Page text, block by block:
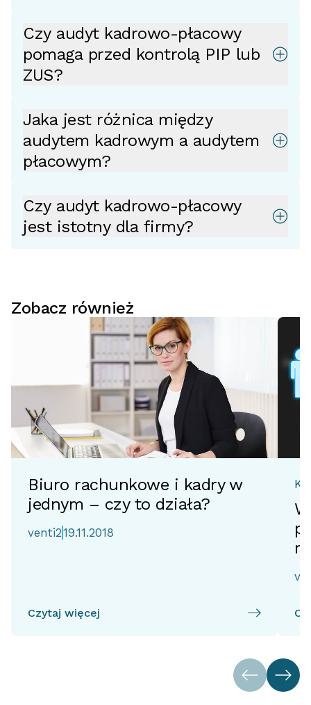
Czy audyt kadrowo-płacowy
pomaga przed kontrolą PIP lub
ZUS?
Jaka jest różnica między
audytem kadrowym a audytem
płacowym?
Czy audyt kadrowo-płacowy
jest istotny dla firmy?
Zobacz również
Biuro rachunkowe i kadry w
jednym – czy to działa?
venti219.11.2018
Czytaj więcej